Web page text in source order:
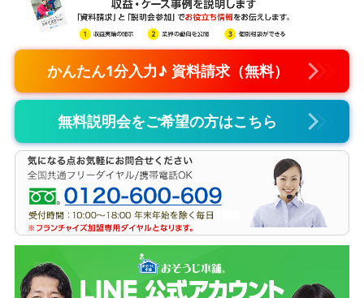
かんたん1分入力♪ 資料請求（無料）
無料説明会をご希望の方はこちら